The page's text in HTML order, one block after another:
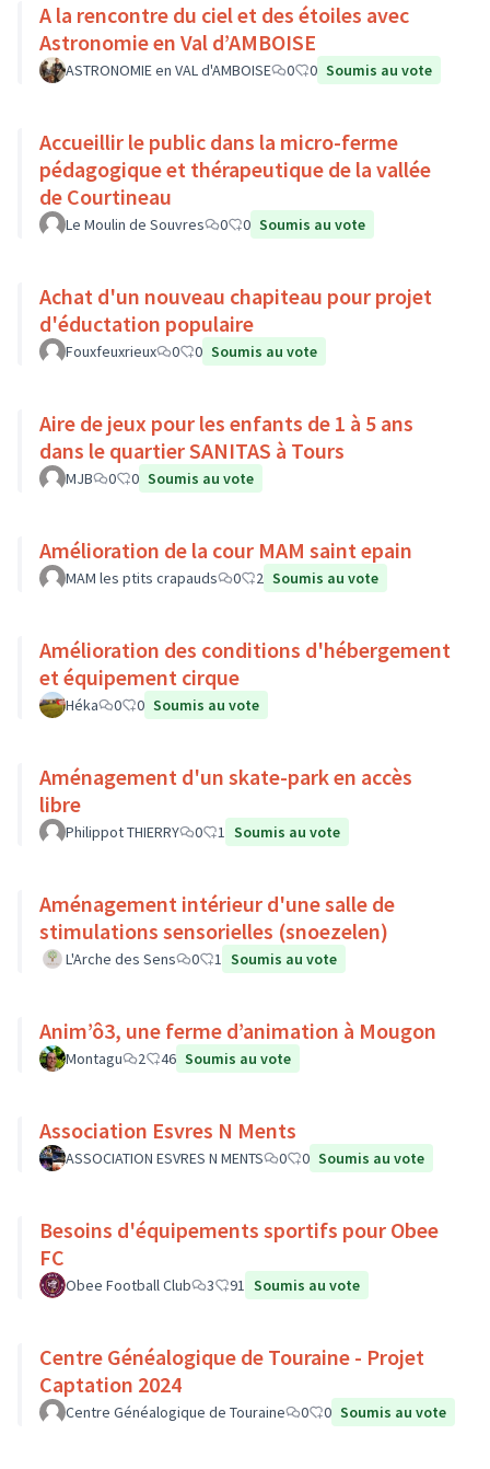
A la rencontre du ciel et des étoiles avec
Astronomie en Val d’AMBOISE
ASTRONOMIE en VAL d'AMBOISE 0 0 Soumis au vote
Accueillir le public dans la micro-ferme
pédagogique et thérapeutique de la vallée
de Courtineau
Le Moulin de Souvres 0 0 Soumis au vote
Achat d'un nouveau chapiteau pour projet
d'éductation populaire
Fouxfeuxrieux 0 0 Soumis au vote
Aire de jeux pour les enfants de 1 à 5 ans
dans le quartier SANITAS à Tours
MJB 0 0 Soumis au vote
Amélioration de la cour MAM saint epain
MAM les ptits crapauds 0 2 Soumis au vote
Amélioration des conditions d'hébergement
et équipement cirque
Héka 0 0 Soumis au vote
Aménagement d'un skate-park en accès
libre
Philippot THIERRY 0 1 Soumis au vote
Aménagement intérieur d'une salle de
stimulations sensorielles (snoezelen)
L'Arche des Sens 0 1 Soumis au vote
Anim’ô3, une ferme d’animation à Mougon
Montagu 2 46 Soumis au vote
Association Esvres N Ments
ASSOCIATION ESVRES N MENTS 0 0 Soumis au vote
Besoins d'équipements sportifs pour Obee
FC
Obee Football Club 3 91 Soumis au vote
Centre Généalogique de Touraine - Projet
Captation 2024
Centre Généalogique de Touraine 0 0 Soumis au vote